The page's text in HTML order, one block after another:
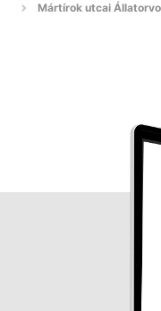
Mártírok utcai